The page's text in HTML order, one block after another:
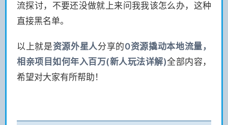
流探讨，不要还没做就上来问我我该怎么办，这种
直接黑名单。
以上就是资源外星人分享的0资源撬动本地流量，
相亲项目如何年入百万(新人玩法详解)全部内容，
希望对大家有所帮助！